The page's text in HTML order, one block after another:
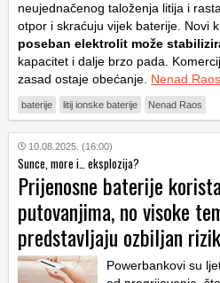
neujednačenog taloženja litija i
otpor i skraćuju vijek baterije. Novi
poseban elektrolit može
kapacitet i dalje brzo pada.
zasad ostaje obećanje. Nenad Raos
baterije litij ionske baterije Nenad Raos
10.08.2025. (16:00)
Sunce, more i… eksplozija?
Prijenosne baterije
putovanjima, no visoke
predstavljaju ozbiljan rizik
Powerbankovi su